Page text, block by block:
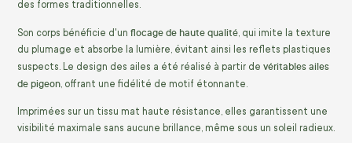
des formes traditionnelles.
Son corps bénéficie d'un flocage de haute qualité, qui imite la texture
du plumage et absorbe la lumière, évitant ainsi les reflets plastiques
suspects. Le design des ailes a été réalisé à partir de véritables ailes
de pigeon, offrant une fidélité de motif étonnante.
Imprimées sur un tissu mat haute résistance, elles garantissent une
visibilité maximale sans aucune brillance, même sous un soleil radieux.